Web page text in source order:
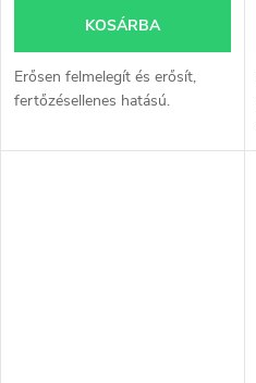
KOSÁRBA
Erősen felmelegít és erősít,
fertőzésellenes hatású.